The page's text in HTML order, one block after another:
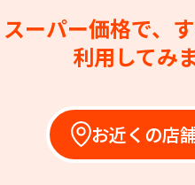
スーパー価格で、
利用してみ
お近くの店